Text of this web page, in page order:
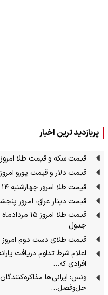
پربازدید ترین اخبار
قیمت سکه و قیمت طلا امروز جمعه ۱۶ مرداد
قیمت دلار و قیمت یورو امروز جمعه ۱۶ مرداد
قیمت طلا امروز چهارشنبه ۱۴ مرداد ۱۴۰۵ / طلای ۱۸ عیار امروز چند؟
قیمت دینار عراق، امروز پنجشنبه ۱۵ مرداد
جدول
قیمت طلای دست دوم امروز چهارشنبه
اعلام شرط تداوم دریافت
افرادی که…
ونس: ایرانی‌ها
حل‌وفصل…